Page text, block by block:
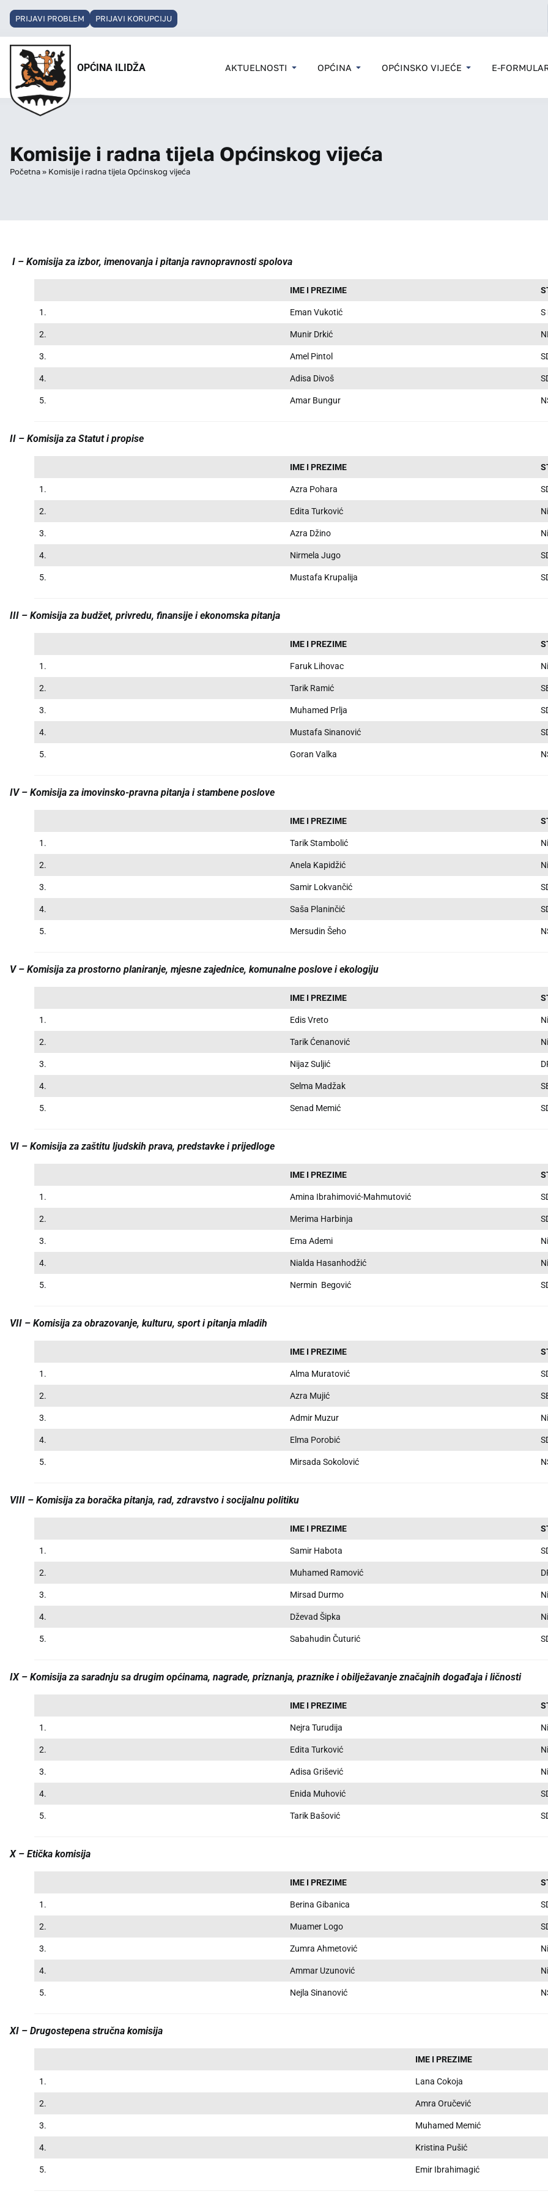
PRIJAVI PROBLEM PRIJAVI KORUPCIJU
OPĆINA ILIDŽA AKTUELNOSTI OPĆINA OPĆINSKO VIJEĆE E-
Komisije i radna tijela Općinskog vijeća
Početna» Komisije i radna tijela Općinskog vijeća
I – Komisija za izbor, imenovanja i pitanja ravnopravnosti spolova
IME I PREZIME
1. Eman Vukotić S
2. Munir Drkić
3. Amel Pintol
4. Adisa Divoš
5. Amar Bungur
II – Komisija za Statut i propise
IME I PREZIME
1. Azra Pohara
2. Edita Turković
3. Azra Džino
4. Nirmela Jugo
5. Mustafa Krupalija
III – Komisija za budžet, privredu, finansije i ekonomska pitanja
IME I PREZIME
1. Faruk Lihovac
2. Tarik Ramić
3. Muhamed Prlja
4. Mustafa Sinanović
5. Goran Valka
IV – Komisija za imovinsko-pravna pitanja i stambene poslove
IME I PREZIME
1. Tarik Stambolić
2. Anela Kapidžić
3. Samir Lokvančić
4. Saša Planinčić
5. Mersudin Šeho
V – Komisija za prostorno planiranje, mjesne zajednice, komunalne poslove i ekologiju
IME I PREZIME
1. Edis Vreto
2. Tarik Ćenanović
3. Nijaz Suljić
4. Selma Madžak
5. Senad Memić
VI – Komisija za zaštitu ljudskih prava, predstavke i prijedloge
IME I PREZIME
1. Amina Ibrahimović-Mahmutović
2. Merima Harbinja
3. Ema Ademi
4. Nialda Hasanhodžić
5. Nermin Begović
VII – Komisija za obrazovanje, kulturu, sport i pitanja mladih
IME I PREZIME
1. Alma Muratović
2. Azra Mujić
3. Admir Muzur
4. Elma Porobić
5. Mirsada Sokolović
VIII – Komisija za boračka pitanja, rad, zdravstvo i socijalnu politiku
IME I PREZIME
1. Samir Habota
2. Muhamed Ramović
3. Mirsad Durmo
4. Dževad Šipka
5. Sabahudin Čuturić
IX – Komisija za saradnju sa drugim općinama, nagrade, priznanja, praznike i obilježavanje značajnih događaja i ličnosti
IME I PREZIME
1. Nejra Turudija
2. Edita Turković
3. Adisa Grišević
4. Enida Muhović
5. Tarik Bašović
X – Etička komisija
IME I PREZIME
1. Berina Gibanica
2. Muamer Logo
3. Zumra Ahmetović
4. Ammar Uzunović
5. Nejla Sinanović
XI – Drugostepena stručna komisija
IME I PREZIME
1. Lana Cokoja
2. Amra Oručević
3. Muhamed Memić
4. Kristina Pušić
5. Emir Ibrahimagić